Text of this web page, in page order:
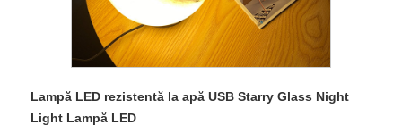
Lampă LED rezistentă la apă USB Starry Glass Night
Light Lampă LED